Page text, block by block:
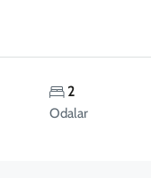
2
Odalar